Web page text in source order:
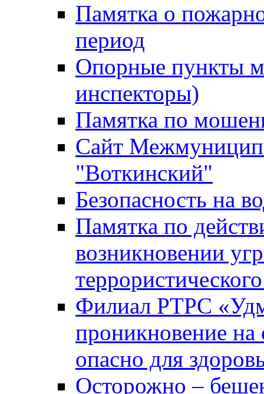
Памятка о
период
Опорные пункты
инспекторы)
Памятка по
Сайт
"Воткинский"
Безопасность на
Памятка по
возникновении
Филиал РТРС
проникновение на
опасно для
Осторожно –